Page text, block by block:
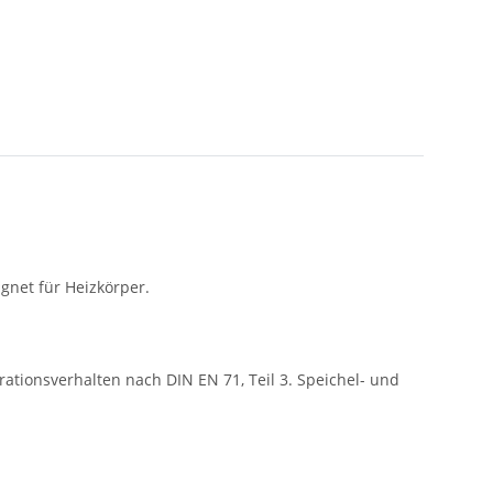
für Heizkörper.
nach DIN EN 71, Teil 3. Speichel- und